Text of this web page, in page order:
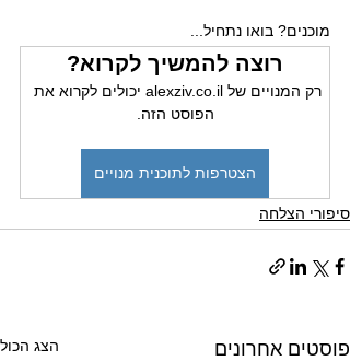
מוכנים? בואו נתחיל...
רוצה להמשיך לקרוא?
רק המנויים של alexziv.co.il יכולים לקרוא את
הפוסט הזה.
הצטרפות לתוכנית מנויים
סיפורי הצלחה
פוסטים אחרונים הצג הכול